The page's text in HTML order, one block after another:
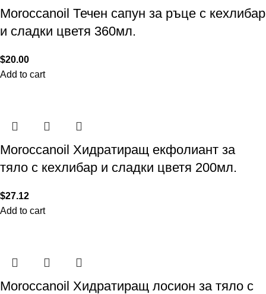
Moroccanoil Течен сапун за ръце с кехлибар
и сладки цветя 360мл.
$20.00
Add to cart
Moroccanoil Хидратиращ екфолиант за
тяло с кехлибар и сладки цветя 200мл.
$27.12
Add to cart
Moroccanoil Хидратиращ лосион за тяло с